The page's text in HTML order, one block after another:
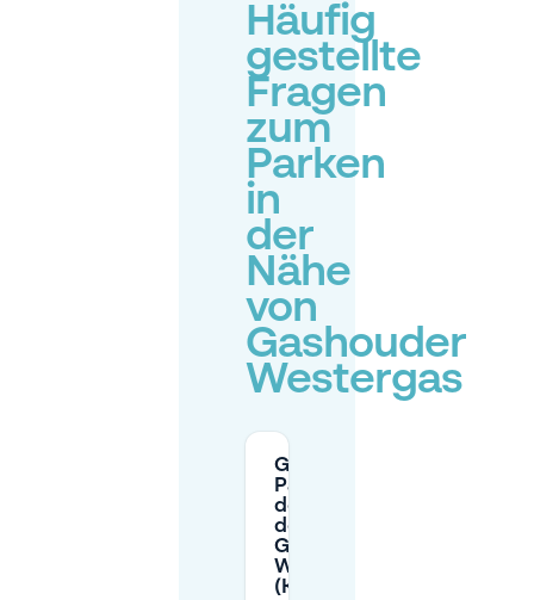
Häufig
gestellte
Fragen
zum
Parken
in
der
Nähe
von
Gashouder
Westergas
Gibt es
Parkplätze an
der Straße in
der Nähe des
Gashouder
Westergas
(Klönneplein)?